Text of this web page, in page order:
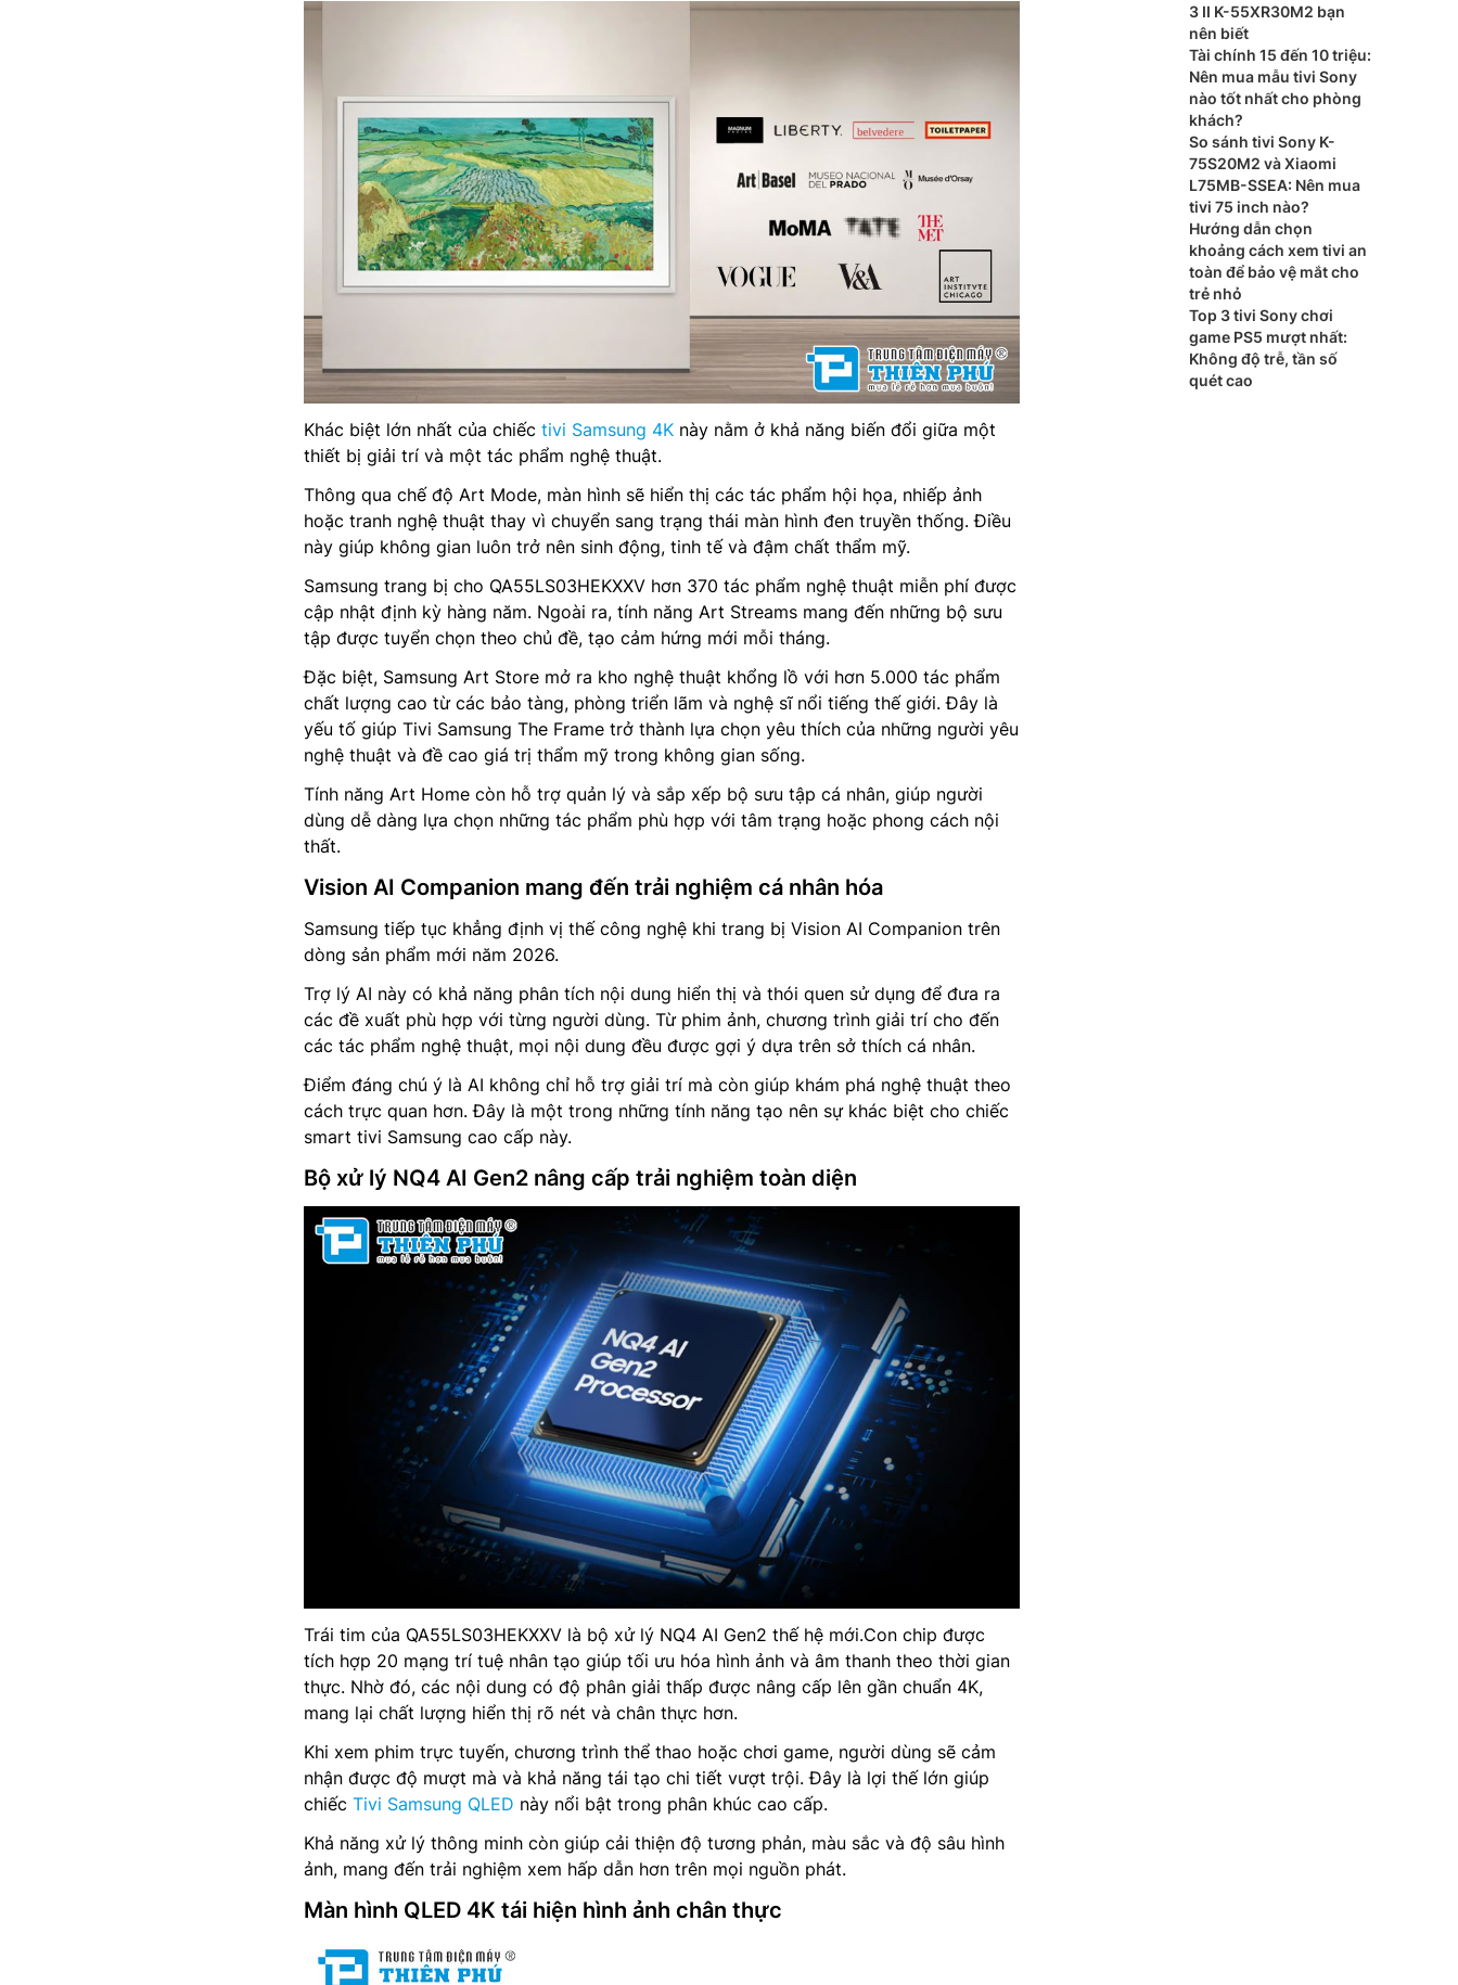
Khác biệt lớn nhất của chiếc tivi Samsung 4K này nằm ở khả năng biến đổi giữa một
thiết bị giải trí và một tác phẩm nghệ thuật.
Thông qua chế độ Art Mode, màn hình sẽ hiển thị các tác phẩm hội họa, nhiếp ảnh
hoặc tranh nghệ thuật thay vì chuyển sang trạng thái màn hình đen truyền thống. Điều
này giúp không gian luôn trở nên sinh động, tinh tế và đậm chất thẩm mỹ.
Samsung trang bị cho QA55LS03HEKXXV hơn 370 tác phẩm nghệ thuật miễn phí được
cập nhật định kỳ hàng năm. Ngoài ra, tính năng Art Streams mang đến những bộ sưu
tập được tuyển chọn theo chủ đề, tạo cảm hứng mới mỗi tháng.
Đặc biệt, Samsung Art Store mở ra kho nghệ thuật khổng lồ với hơn 5.000 tác phẩm
chất lượng cao từ các bảo tàng, phòng triển lãm và nghệ sĩ nổi tiếng thế giới. Đây là
yếu tố giúp Tivi Samsung The Frame trở thành lựa chọn yêu thích của những người yêu
nghệ thuật và đề cao giá trị thẩm mỹ trong không gian sống.
Tính năng Art Home còn hỗ trợ quản lý và sắp xếp bộ sưu tập cá nhân, giúp người
dùng dễ dàng lựa chọn những tác phẩm phù hợp với tâm trạng hoặc phong cách nội
thất.
Vision AI Companion mang đến trải nghiệm cá nhân hóa
Samsung tiếp tục khẳng định vị thế công nghệ khi trang bị Vision AI Companion trên
dòng sản phẩm mới năm 2026.
Trợ lý AI này có khả năng phân tích nội dung hiển thị và thói quen sử dụng để đưa ra
các đề xuất phù hợp với từng người dùng. Từ phim ảnh, chương trình giải trí cho đến
các tác phẩm nghệ thuật, mọi nội dung đều được gợi ý dựa trên sở thích cá nhân.
Điểm đáng chú ý là AI không chỉ hỗ trợ giải trí mà còn giúp khám phá nghệ thuật theo
cách trực quan hơn. Đây là một trong những tính năng tạo nên sự khác biệt cho chiếc
smart tivi Samsung cao cấp này.
Bộ xử lý NQ4 AI Gen2 nâng cấp trải nghiệm toàn diện
Trái tim của QA55LS03HEKXXV là bộ xử lý NQ4 AI Gen2 thế hệ mới.Con chip được
tích hợp 20 mạng trí tuệ nhân tạo giúp tối ưu hóa hình ảnh và âm thanh theo thời gian
thực. Nhờ đó, các nội dung có độ phân giải thấp được nâng cấp lên gần chuẩn 4K,
mang lại chất lượng hiển thị rõ nét và chân thực hơn.
Khi xem phim trực tuyến, chương trình thể thao hoặc chơi game, người dùng sẽ cảm
nhận được độ mượt mà và khả năng tái tạo chi tiết vượt trội. Đây là lợi thế lớn giúp
chiếc Tivi Samsung QLED này nổi bật trong phân khúc cao cấp.
Khả năng xử lý thông minh còn giúp cải thiện độ tương phản, màu sắc và độ sâu hình
ảnh, mang đến trải nghiệm xem hấp dẫn hơn trên mọi nguồn phát.
Màn hình QLED 4K tái hiện hình ảnh chân thực
3 II K-55XR30M2 bạn
nên biết
Tài chính 15 đến 10 triệu:
Nên mua mẫu tivi Sony
nào tốt nhất cho phòng
khách?
So sánh tivi Sony K-
75S20M2 và Xiaomi
L75MB-SSEA: Nên mua
tivi 75 inch nào?
Hướng dẫn chọn
khoảng cách xem tivi an
toàn để bảo vệ mắt cho
trẻ nhỏ
Top 3 tivi Sony chơi
game PS5 mượt nhất:
Không độ trễ, tần số
quét cao